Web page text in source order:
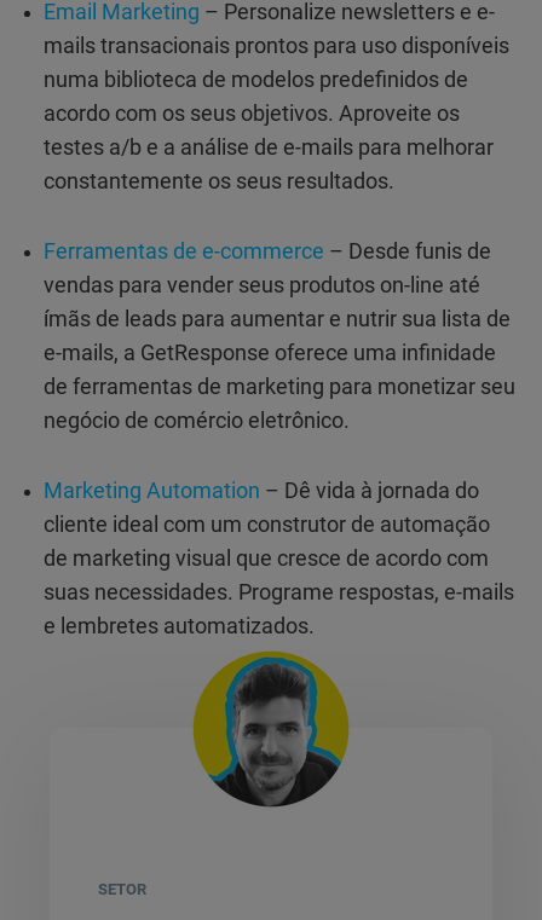
Email Marketing – Personalize newsletters e e-
mails transacionais prontos para uso disponíveis
numa biblioteca de modelos predefinidos de
acordo com os seus objetivos. Aproveite os
testes a/b e a análise de e-mails para melhorar
constantemente os seus resultados.
Ferramentas de e-commerce – Desde funis de
vendas para vender seus produtos on-line até
ímãs de leads para aumentar e nutrir sua lista de
e-mails, a GetResponse oferece uma infinidade
de ferramentas de marketing para monetizar seu
negócio de comércio eletrônico.
Marketing Automation – Dê vida à jornada do
cliente ideal com um construtor de automação
de marketing visual que cresce de acordo com
suas necessidades. Programe respostas, e-mails
e lembretes automatizados.
SETOR